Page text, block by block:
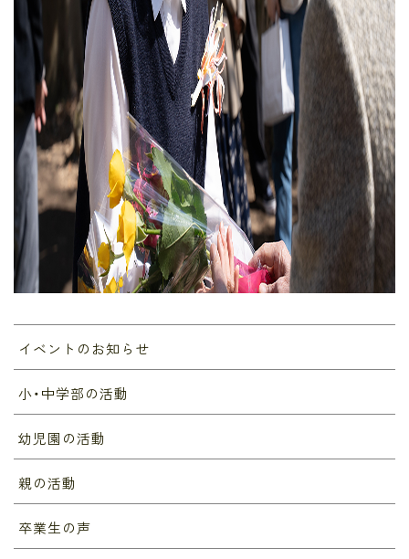
イベントのお知らせ
小・中学部の活動
幼児園の活動
親の活動
卒業生の声